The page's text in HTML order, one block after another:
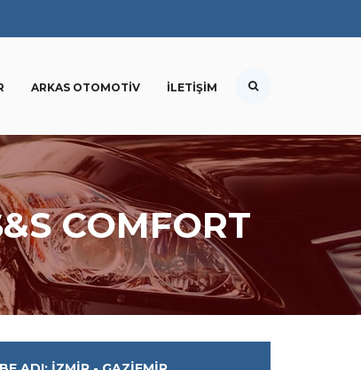
ARKAS OTOMOTIV İLETIŞIM
COMFORT